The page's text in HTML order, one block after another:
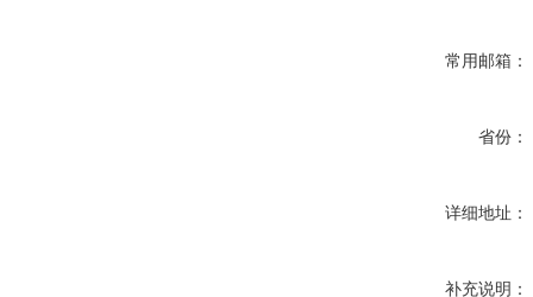
常用邮箱：
省份：
详细地址：
补充说明：